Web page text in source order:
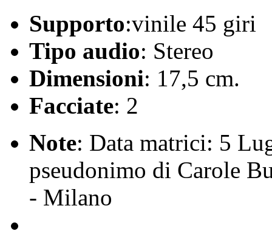
Supporto:vinile 45 giri
Tipo audio: Stereo
Dimensioni: 17,5 cm.
Facciate: 2
Note: Data matrici: 5
pseudonimo di Carole
- Milano